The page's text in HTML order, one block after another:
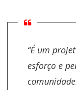
“É um
esforço e